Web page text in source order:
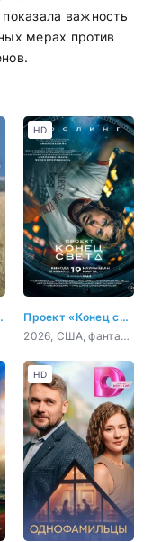
важность
мерах против
птиц
Проект «Конец света»
2026, США, фантастика, триллер, драма, приключения, комедия
HD
HD